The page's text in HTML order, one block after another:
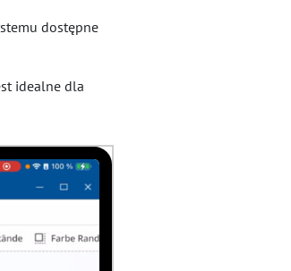
dostępne
idealne dla